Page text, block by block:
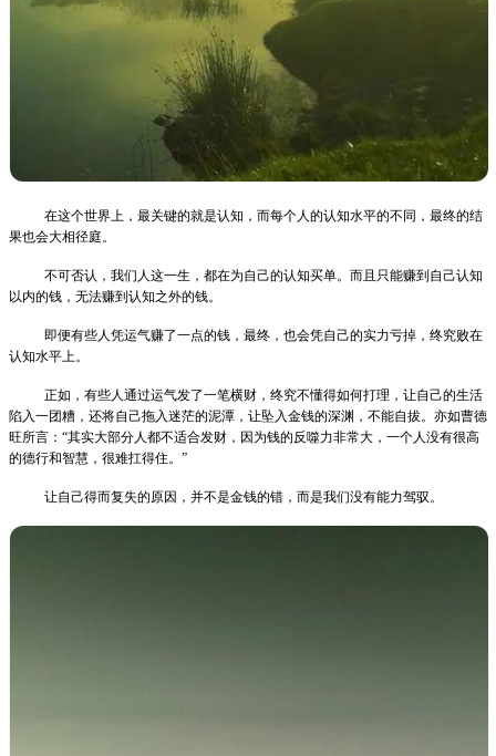
在这个世界上，最关键的就是认知，而每个人的认知水平的不同，最终的结
果也会大相径庭。
不可否认，我们人这一生，都在为自己的认知买单。而且只能赚到自己认知
以内的钱，无法赚到认知之外的钱。
即便有些人凭运气赚了一点的钱，最终，也会凭自己的实力亏掉，终究败在
认知水平上。
正如，有些人通过运气发了一笔横财，终究不懂得如何打理，让自己的生活
陷入一团糟，还将自己拖入迷茫的泥潭，让坠入金钱的深渊，不能自拔。 亦如曹德
旺所言：“其实大部分人都不适合发财，因为钱的反噬力非常大，一个人没有很高
的德行和智慧，很难扛得住。”
让自己得而复失的原因，并不是金钱的错，而是我们没有能力驾驭。